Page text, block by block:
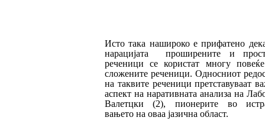
Исто така нашироко е прифатено
нарацијата проширените и
реченици се користат многу
сложените реченици. Односниот
на так­вите реченици претставуваат
аспект на наративната анализа на
Валетцки (2), пионерите во
вањето на оваа јазич­на област.